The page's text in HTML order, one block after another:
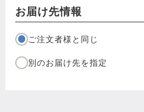
お届け先情報
ご注文者様と同じ
別のお届け先を指定